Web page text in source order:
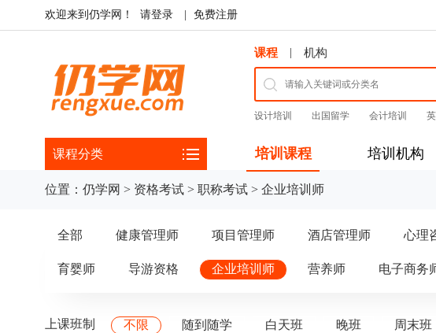
欢迎来到仍学网！ 请登录 免费注册
课程 | 机构
设计培训 出国留学 会计培训
课程分类 培训课程 培训机构
位置： 仍学网 > 资格考试 > 职称考试 > 企业培训师
全部 健康管理师 项目管理师 酒店管理师 心理
育婴师 导游资格 企业培训师 营养师 电子商务
上课班制 不限 随到随学 白天班 晚班 周末班